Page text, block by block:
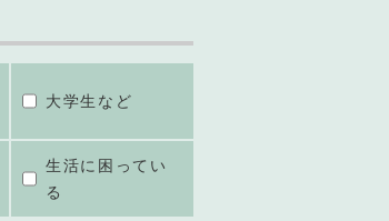
大学生など
生活に困ってい
る